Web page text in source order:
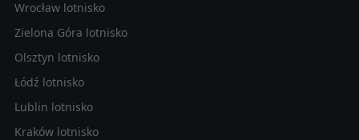
Wrocław lotnisko
Zielona Góra lotnisko
Olsztyn lotnisko
Łódź lotnisko
Lublin lotnisko
Kraków lotnisko